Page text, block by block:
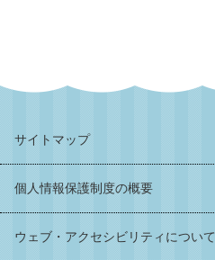
サイトマップ
個人情報保護制度の概要
ウェブ・アクセシビリティについて